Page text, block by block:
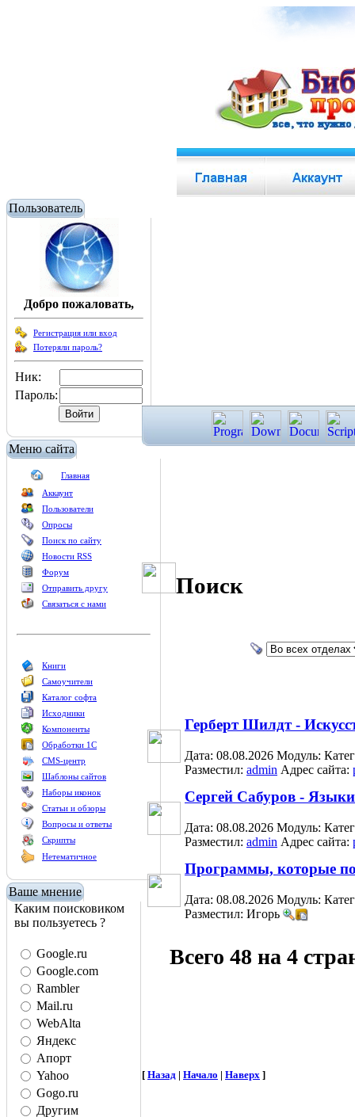
Пользователь
Добро пожаловать,
Регистрация или вход
Потеряли пароль?
Ник:
Пароль:
Меню сайта
Главная
Аккаунт
Пользователи
Опросы
Поиск по сайту
Новости RSS
Форум
Отправить другу
Связаться с нами
Книги
Самоучители
Каталог софта
Исходники
Компоненты
Обработки 1С
CMS-центр
Шаблоны сайтов
Наборы иконок
Статьи и обзоры
Вопросы и ответы
Скрипты
Нетематичное
Ваше мнение
Каким поисковиком
вы пользуетесь ?
Google.ru
Google.com
Rambler
Mail.ru
WebAlta
Яндекс
Апорт
Yahoo
Gogo.ru
Другим
Поиск
Герберт Шилдт -
Дата: 08.08.2026 Модуль:
Разместил: admin Адрес сайта:
Сергей Сабуров -
Дата: 08.08.2026 Модуль:
Разместил: admin Адрес сайта:
Программы, которые
Дата: 08.08.2026 Модуль:
Разместил: Игорь
Всего 48 на 4
[ Назад | Начало | Наверх ]